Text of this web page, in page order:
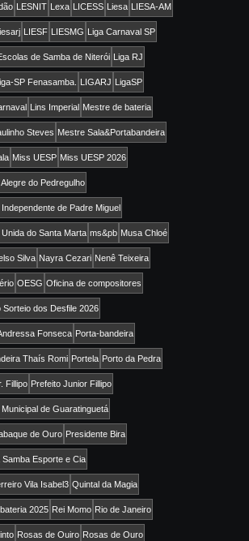
LESNIT Lexa LICESS Liesa LIESA-AM
LIESF LIESMG Liga Carnaval SP
de Samba de Niterói Liga RJ
SP Fenasamba. LIGARJ LigaSP
Lins Imperial Mestre de bateria
Steves Mestre Sala&Portabandeira
Miss UESP Miss UESP 2026
do Pedregulho
de Padre Miguel
do Santa Marta ms&pb Musa Chloé
Silva Nayra Cezari Nenê Teixeira
OESG Oficina de compositores
Sorteio dos Desfile 2026
Fonseca Porta-bandeira
Thaís Romi Portela Porto da Pedra
Fillipo Prefeito Junior Fillipo
de Guaratinguetá
de Ouro Presidente Bira
Samba Esporte e Cia
Vila Isabel3 Quintal da Magia
2025 Rei Momo Rio de Janeiro
Rosas de Ouiro Rosas de Ouro